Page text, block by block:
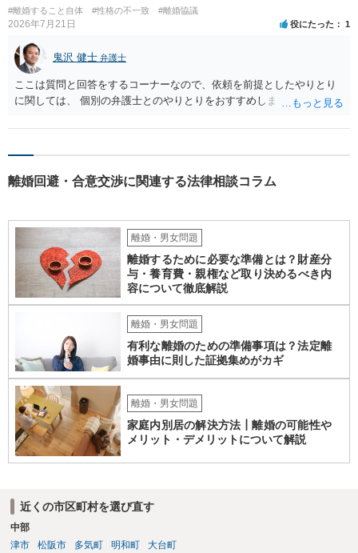
#離婚すること自体 #性格の不一致 #離婚協議
2026年7月21日 役にたった 1
鬼沢 健士 弁護士
ここは質問と回答をするコーナーなので、依頼を前提としたやりとり
に関しては、 個別の弁護士とのやりとりをおすすめします。
離婚回避・合意交渉に関連する法律相談コラム
離婚・男女問題
離婚するために必要な準備とは？財産分
与・養育費・親権など取り決めるべき内
容について徹底解説
離婚・男女問題
有利な離婚のための準備事項は？法定離
婚事由に則した証拠集めがカギ
離婚・男女問題
家庭内別居の解決方法┃離婚の可能性や
メリット・デメリットについて解説
近くの市区町村を選び直す
中部
津市
松阪市 多気町 明和町 大台町